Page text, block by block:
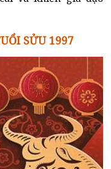
SỬU 1997